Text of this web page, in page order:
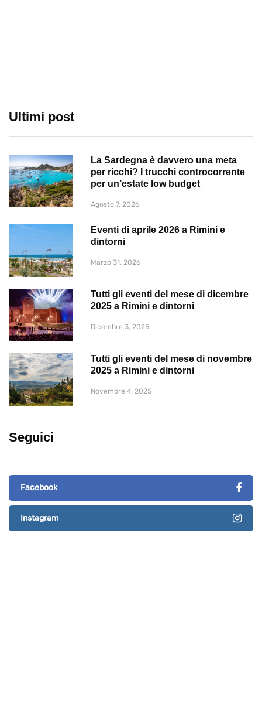
Ultimi post
La Sardegna è davvero una meta
per ricchi? I trucchi controcorrente
per un’estate low budget
Agosto 7, 2026
Eventi di aprile 2026 a Rimini e
dintorni
Marzo 31, 2026
Tutti gli eventi del mese di dicembre
2025 a Rimini e dintorni
Dicembre 3, 2025
Tutti gli eventi del mese di novembre
2025 a Rimini e dintorni
Novembre 4, 2025
Seguici
Facebook
Instagram